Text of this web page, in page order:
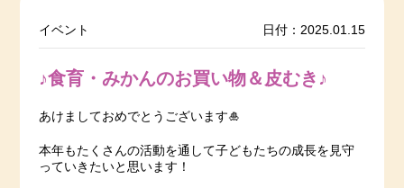
イベント 日付：2025.01.15
♪食育・みかんのお買い物＆皮むき♪
あけましておめでとうございます🎍
本年もたくさんの活動を通して子どもたちの成長を見守
っていきたいと思います！